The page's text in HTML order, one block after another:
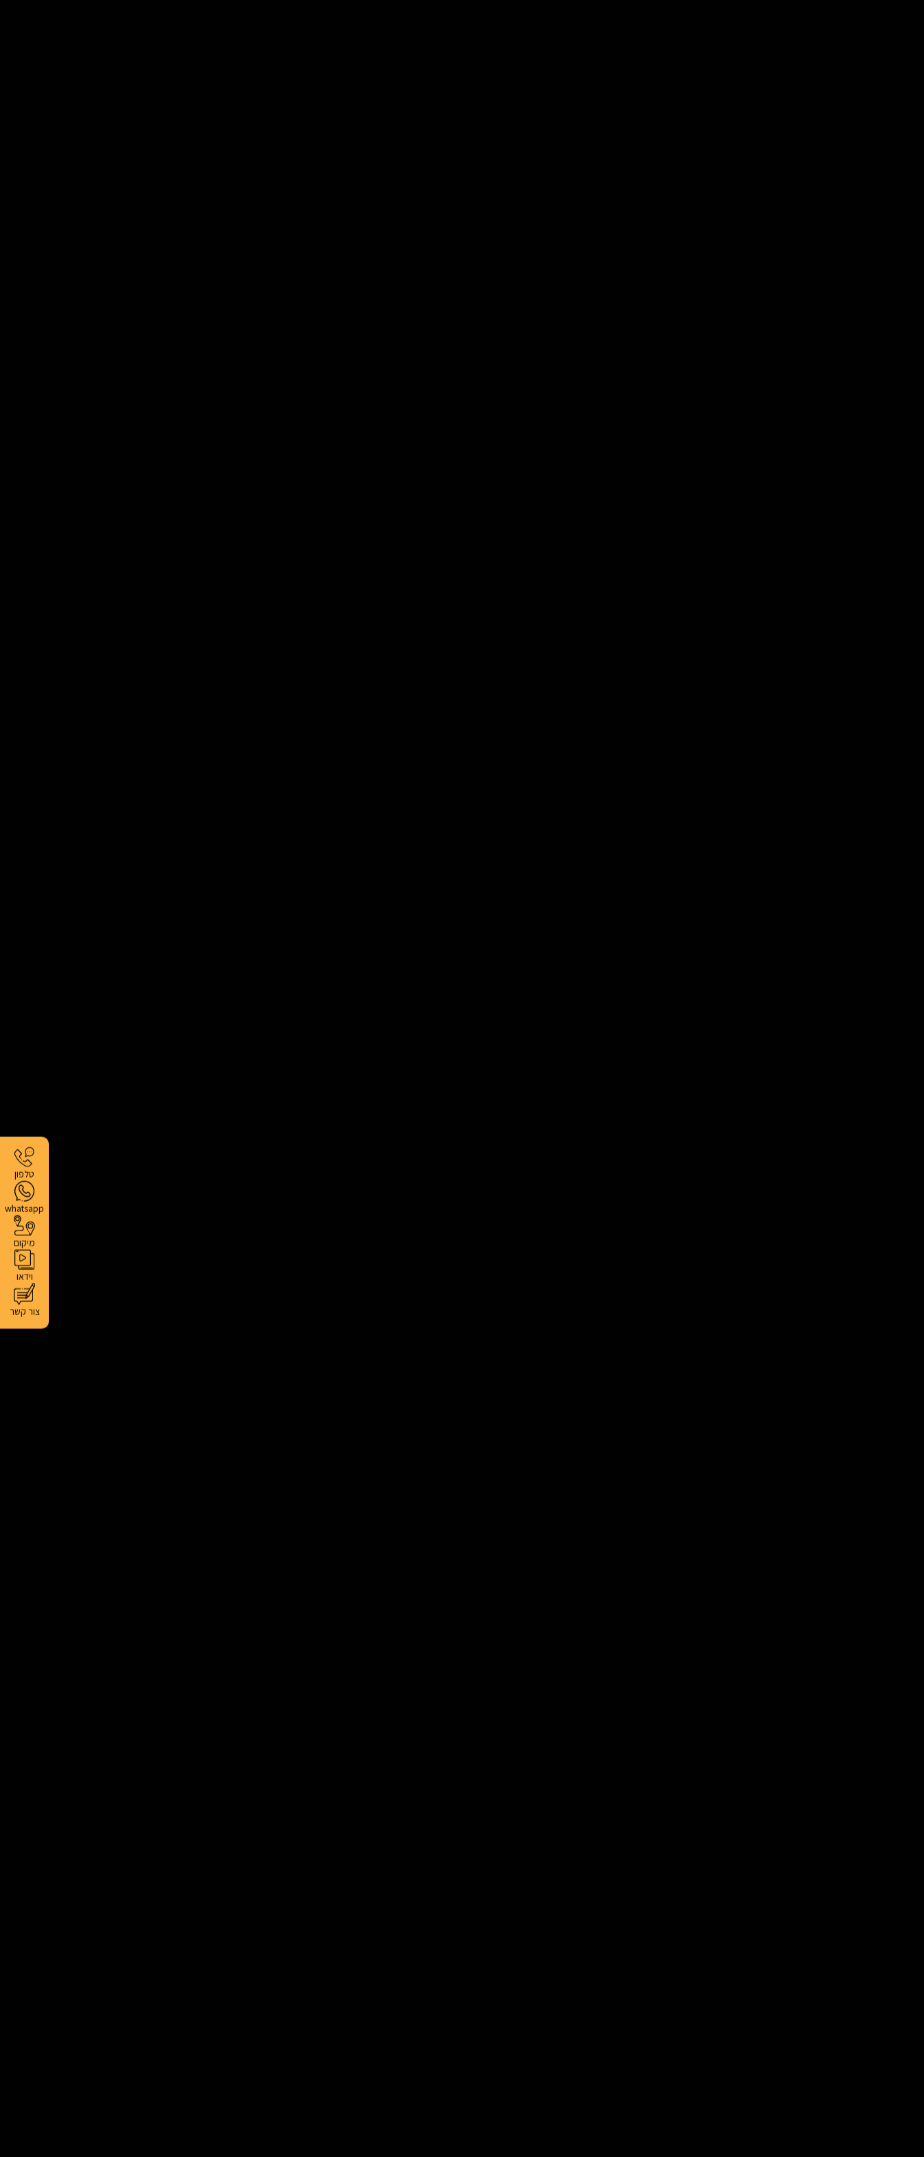
טלפון
whatsapp
מיקום
וידאו
צור קשר